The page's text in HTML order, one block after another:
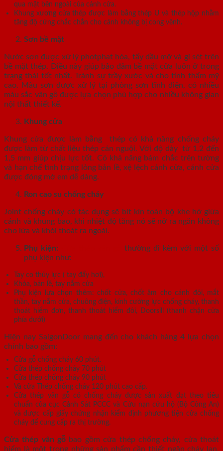
qua mặt bên ngoài của cánh cửa.
Khung xương cửa thép được làm bằng thép U và thép hộp nhằm
tăng độ cứng chắc chắn cho cánh không bị cong vênh.
Sơn bề mặt
Nước sơn được xử lý photphat hóa, tẩy dầu mỡ và gỉ sét trên
bề mặt thép. Điều này giúp bảo đảm bề mặt cửa luôn ở trong
trạng thái tốt nhất. Tránh sự trầy xước và cho tính thẩm mỹ
cao. Màu sơn được xử lý tại phòng sơn tĩnh điện, có nhiều
màu sắc vân gỗ được lựa chọn phù hợp cho nhiều không gian
nội thất thiết kế.
Khung cửa
Khung cửa được làm bằng thép có khả năng chống cháy
được làm từ chất liệu thép cán nguội. Với độ dày từ 1,2 đến
1,5 mm giúp chịu lực tốt. Có khả năng bám chắc trên tường
và hạn chế tình trạng lỏng bản lề, xệ lệch cánh cửa, cánh cửa
được đóng mở em dễ dàng.
Ron cao su chống cháy
Joint chống cháy có tác dụng sẽ bít kín toàn bộ khe hở giữa
cánh và khung bao, khi nhiệt độ tăng nó sẽ nở ra ngăn không
cho lửa và khói thoát ra ngoài.
Phụ kiện:
thường đi kèm với một số
phụ kiện như:
Tay co thủy lực ( tay đẩy hơi),
Khóa, bản lề, tay nắm cửa
Phụ kiện lựa chọn thêm: chốt cửa, chốt âm cho cánh đôi, mắt
thần, tay nắm cửa, chuông điện, kính cường lực chống cháy, thanh
thoát hiểm đơn, thanh thoát hiểm đôi, Doorsill (thanh chặn cửa
phía dưới)
Hiện nay SaigonDoor mang đến cho khách hàng 4 lựa chọn
chính bao gồm:
Cửa gỗ chống cháy 60 phút.
Cửa thép chống cháy 70 phút
Cửa thép chống cháy 90 phút
Và cửa Thép chống cháy 120 phút cao cấp.
Cửa thép vân gỗ có chống cháy được sản xuất đạt theo tiêu
chuẩn của cục Cảnh Sát PCCC và Cứu nạn cứu hộ (Bộ Công An)
và được cấp giấy chứng nhận kiểm định phương tiện cửa chống
cháy để cung cấp ra thị trường.
Cửa thép vân gỗ bao gồm cửa thép chống cháy, cửa thoát
hiểm là một trong những sản phẩm cần thiết ngăn cháy lan,